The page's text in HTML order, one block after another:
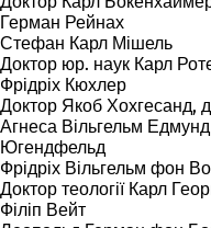
Герман Рейнах
Стефан Карл Мішель
Доктор юр. наук Карл
Фрідріх Кюхлер
Доктор Якоб Хохгесанд,
Агнеса Вільгельм
Югендфельд
Фрідріх Вільгельм фон
Доктор теології Карл
Філіп Вейт